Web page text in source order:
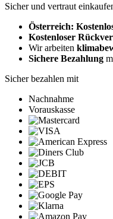
Sicher und vertraut
Österreich:
Kostenloser
Wir arbeiten
Sichere Bezahlung
Sicher bezahlen mit
Nachnahme
Vorauskasse